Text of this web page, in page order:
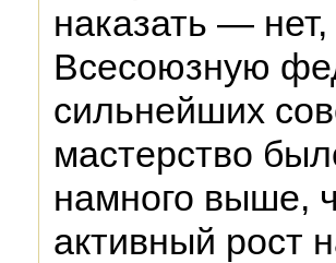
наказать —
Всесоюзную
сильнейших
мастерство
намного выше,
активный рост